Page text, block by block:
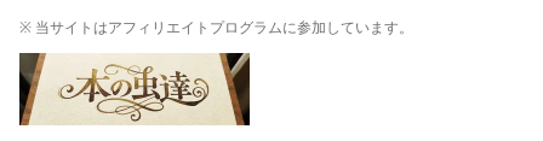
※ 当サイトはアフィリエイトプログラムに参加しています。